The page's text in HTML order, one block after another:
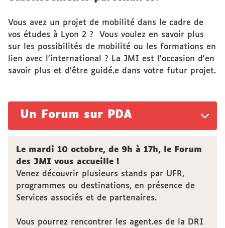
Vous avez un projet de mobilité dans le cadre de
vos études à Lyon 2 ? Vous voulez en savoir plus
sur les possibilités de mobilité ou les formations en
lien avec l'international ? La JMI est l'occasion d'en
savoir plus et d'être guidé.e dans votre futur projet.
Un Forum sur PDA
Le mardi 10 octobre, de 9h à 17h, le Forum
des JMI vous accueille !
Venez découvrir plusieurs stands par UFR,
programmes ou destinations, en présence de
Services associés et de partenaires.
Vous pourrez rencontrer les agent.es de la DRI